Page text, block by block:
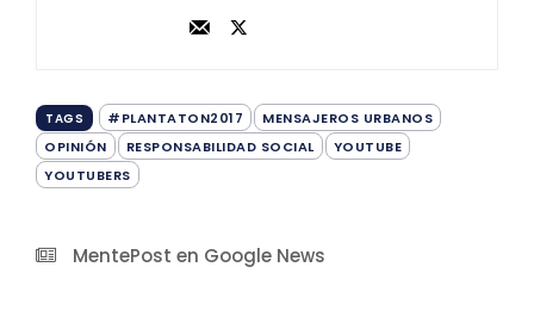
TAGS #PLANTATON2017
MENSAJEROS URBANOS
OPINIÓN
RESPONSABILIDAD SOCIAL
YOUTUBE
YOUTUBERS
MentePost en Google News